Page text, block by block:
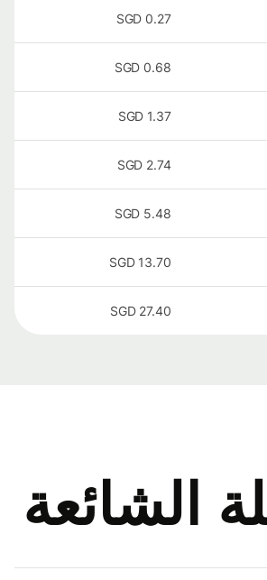
0.27
SGD
0.68
SGD
1.37
SGD
2.74
SGD
5.48
SGD
13.70
SGD
27.40
SGD
الشائعة